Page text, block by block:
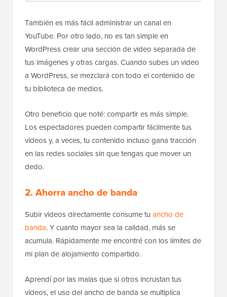
También es más fácil administrar un canal en
YouTube. Por otro lado, no es tan simple en
WordPress crear una sección de video separada de
tus imágenes y otras cargas. Cuando subes un video
a WordPress, se mezclará con todo el contenido de
tu biblioteca de medios.
Otro beneficio que noté: compartir es más simple.
Los espectadores pueden compartir fácilmente tus
videos y, a veces, tu contenido incluso gana tracción
en las redes sociales sin que tengas que mover un
dedo.
2. Ahorra ancho de banda
Subir videos directamente consume tu ancho de
banda. Y cuanto mayor sea la calidad, más se
acumula. Rápidamente me encontré con los límites de
mi plan de alojamiento compartido.
Aprendí por las malas que si otros incrustan tus
videos, el uso del ancho de banda se multiplica